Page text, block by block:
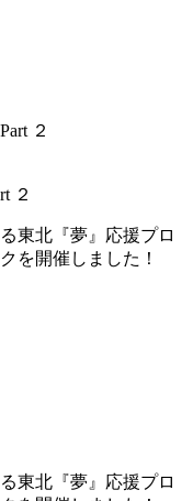
２
東北『夢』応援プロ
を開催しました！
東北『夢』応援プロ